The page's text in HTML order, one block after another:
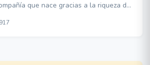
que nace gracias a la riqueza de